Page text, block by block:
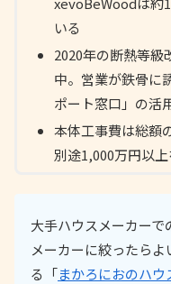
いる
2020年の断熱等級
中。営業が鉄骨に
ポート窓口」の活
本体工事費は総額
別途1,000万円以
大手ハウスメーカー
メーカーに絞ったら
る「まかろにおのハ